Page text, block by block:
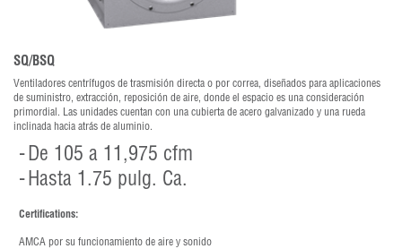
SQ/BSQ
Ventiladores centrífugos de trasmisión directa o por correa, diseñados para aplicaciones
de suministro, extracción, reposición de aire, donde el espacio es una consideración
primordial. Las unidades cuentan con una cubierta de acero galvanizado y una rueda
inclinada hacia atrás de aluminio.
De 105 a 11,975 cfm
Hasta 1.75 pulg. Ca.
Certifications:
AMCA por su funcionamiento de aire y sonido